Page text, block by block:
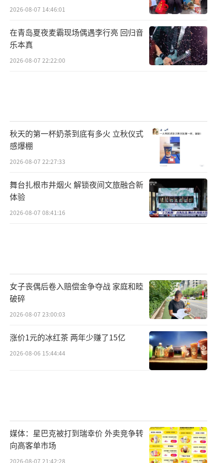
2026-08-07 14:46:01
在青岛夏夜麦霸现场偶遇李行亮 回归音
乐本真
2026-08-07 22:22:00
秋天的第一杯奶茶到底有多火 立秋仪式
感爆棚
2026-08-07 22:27:33
舞台扎根市井烟火 解锁夜间文旅融合新
体验
2026-08-07 08:41:16
女子丧偶后卷入赔偿金争夺战 家庭和睦
破碎
2026-08-07 23:00:03
涨价1元的冰红茶 两年少赚了15亿
2026-08-06 15:44:44
媒体：星巴克被打到瑞幸价 外卖竞争转
向高客单市场
2026-08-07 21:42:28